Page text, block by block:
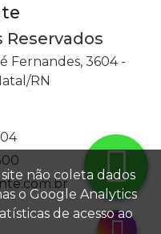
Reservados
Fernandes, 3604 -
RN
não coleta dados
o Google Analytics
de acesso ao